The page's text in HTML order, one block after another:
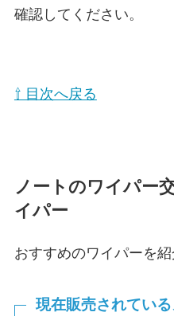
確認してください。
⇧ 目次へ戻る
ノート のワイパー
イパー
おすすめのワイパーを紹
現在販売されてい